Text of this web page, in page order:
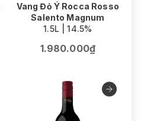
Vang Đỏ Ý Rocca Rosso
Salento Magnum
1.5L | 14.5%
1.980.000₫